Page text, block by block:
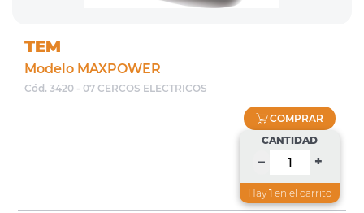
TEM
Modelo MAXPOWER
Cód. 3420 - 07 CERCOS ELECTRICOS
COMPRAR
CANTIDAD
– +
Hay 1 en el carrito